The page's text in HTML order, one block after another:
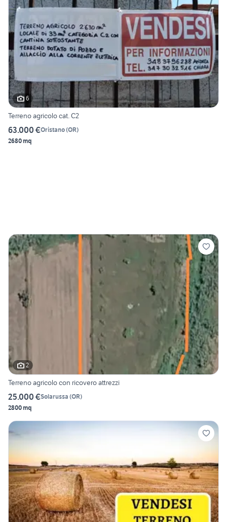
6
Terreno agricolo cat. C2
63.000 €Oristano(OR)
2680 mq
2
Terreno agricolo con ricovero attrezzi
25.000 €Solarussa (OR)
2800 mq